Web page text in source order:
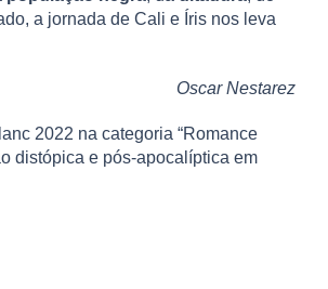
a jornada de Cali e Íris nos leva
Oscar Nestarez
2022 na categoria “Romance
distópica e pós-apocalíptica em